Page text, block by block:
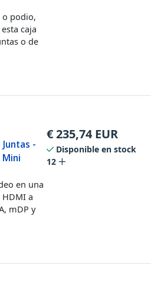
o podio,
caja
o de
-
Mini
en una
a
mDP y
€235,74 EUR
Disponible en stock
12